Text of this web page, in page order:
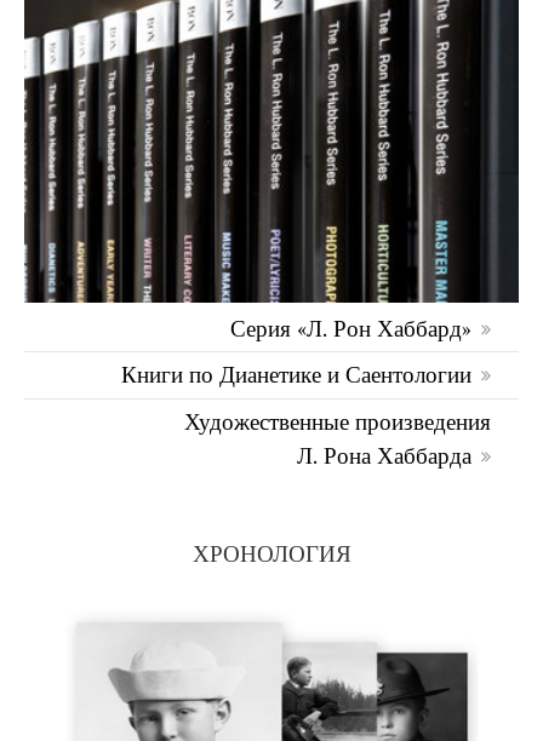
Серия «Л. Рон Хаббард»
Книги по Дианетике и Саентологии
Художественные произведения
Л. Рона Хаббарда
ХРОНОЛОГИЯ